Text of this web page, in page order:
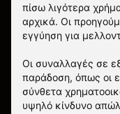
πίσω λιγότερα
αρχικά. Οι
εγγύηση για
Οι συναλλαγές σε
παράδοση, όπως οι
σύνθετα
υψηλό κίνδυνο